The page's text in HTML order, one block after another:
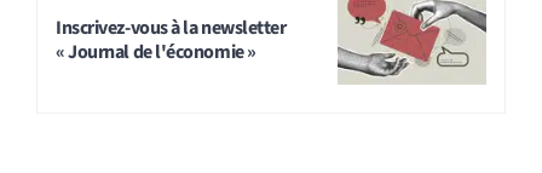
Inscrivez-vous à la newsletter
« Journal de l'économie »